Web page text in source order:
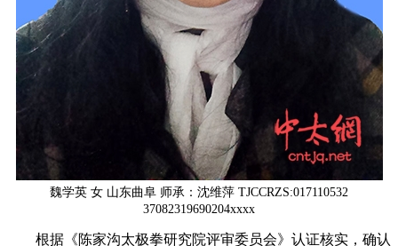
魏学英 女 山东曲阜 师承：沈维萍 TJCCRZS:017110532
37082319690204xxxx
根据《陈家沟太极拳研究院评审委员会》认证核实，确认